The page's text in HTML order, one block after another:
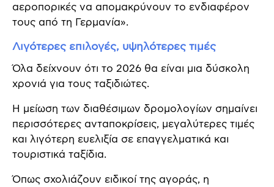
αεροπορικές να απομακρύνουν το ενδιαφέρον
τους από τη Γερμανία».
Λιγότερες επιλογές, υψηλότερες τιμές
Όλα δείχνουν ότι το 2026 θα είναι μια δύσκολη
χρονιά για τους ταξιδιώτες.
Η μείωση των διαθέσιμων δρομολογίων σημαίνει
περισσότερες ανταποκρίσεις, μεγαλύτερες τιμές
και λιγότερη ευελιξία σε επαγγελματικά και
τουριστικά ταξίδια.
Όπως σχολιάζουν ειδικοί της αγοράς, η